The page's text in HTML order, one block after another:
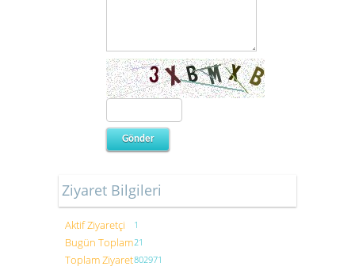
Ziyaret Bilgileri
Aktif Ziyaretçi 1
Bugün Toplam21
Toplam Ziyaret802971